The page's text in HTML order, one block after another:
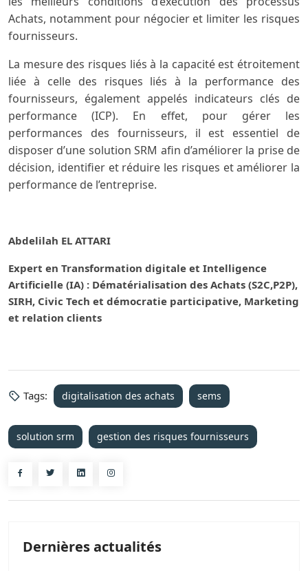
Achats, notamment pour négocier et limiter les risques
fournisseurs.
La mesure des risques liés à la capacité est étroitement
liée à celle des risques liés à la performance des
fournisseurs, également appelés indicateurs clés de
performance (ICP). En effet, pour gérer les
performances des fournisseurs, il est essentiel de
disposer d’une solution SRM afin d’améliorer la prise de
décision, identifier et réduire les risques et améliorer la
performance de l’entreprise.
Abdelilah EL ATTARI
Expert en Transformation digitale et Intelligence
Artificielle (IA) : Dématérialisation des Achats (S2C,P2P),
SIRH, Civic Tech et démocratie participative, Marketing
et relation clients
Tags: digitalisation des achats sems
solution srm gestion des risques fournisseurs
Dernières actualités